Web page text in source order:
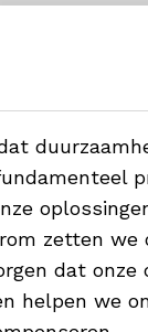
zetten
dat onze
helpen we